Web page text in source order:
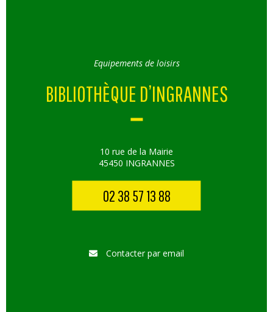
Equipements de loisirs
BIBLIOTHÈQUE D’INGRANNES
10 rue de la Mairie
45450 INGRANNES
02 38 57 13 88
Contacter par email